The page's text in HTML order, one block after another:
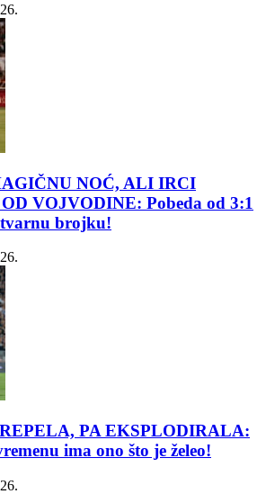
NOĆ, ALI IRCI
VOJVODINE: Pobeda od 3:1
brojku!
PA EKSPLODIRALA:
ima ono što je želeo!